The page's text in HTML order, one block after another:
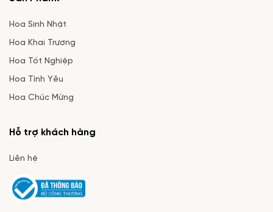
Hoa Sinh Nhật
Hoa Khai Trương
Hoa Tốt Nghiệp
Hoa Tình Yêu
Hoa Chúc Mừng
Hỗ trợ khách hàng
Liên hệ